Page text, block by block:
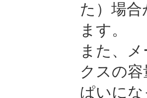
た）場
ます。
また、
クスの
ぱいに